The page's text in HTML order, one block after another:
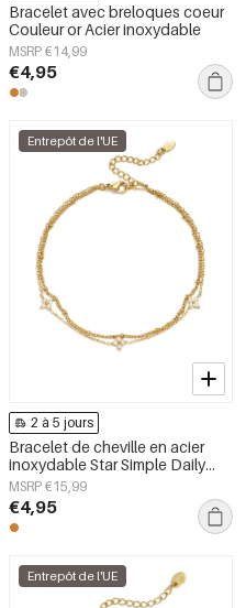
Bracelet avec breloques coeur
Couleur or Acier inoxydable
MSRP €14,99
€4,95
Entrepôt de l'UE
2 à 5 jours
Bracelet de cheville en acier
inoxydable Star Simple Daily
Simple Series Bijoux pour
femmes
MSRP €15,99
€4,95
Entrepôt de l'UE